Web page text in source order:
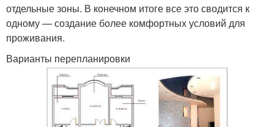
отдельные зоны. В конечном итоге все это сводится к
одному — создание более комфортных условий для
проживания.
Варианты перепланировки